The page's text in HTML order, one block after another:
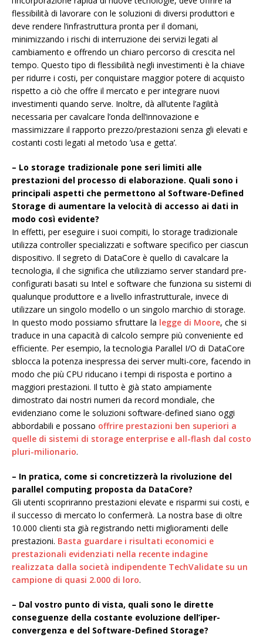
flessibilità di lavorare con le soluzioni di diversi produttori e
deve rendere l’infrastruttura pronta per il domani,
minimizzando i rischi di interruzione dei servizi legati al
cambiamento e offrendo un chiaro percorso di crescita nel
tempo. Questo tipo di flessibilità negli investimenti è la chiave
per ridurre i costi, per conquistare maggior potere di acquisto
rispetto a ciò che offre il mercato e per integrare nuovi
investimenti quando serve. Inoltre, dà all’utente l’agilità
necessaria per cavalcare l’onda dell’innovazione e
massimizzare il rapporto prezzo/prestazioni senza gli elevati e
costanti costi legati al metodo ’usa e getta’.
– Lo storage tradizionale pone seri limiti alle
prestazioni del processo di elaborazione. Quali sono i
principali aspetti che permettono al Software-Defined
Storage di aumentare la velocità di accesso ai dati in
modo così evidente?
In effetti, per eseguire i suoi compiti, lo storage tradizionale
utilizza controller specializzati e software specifico per ciascun
dispositivo. Il segreto di DataCore è quello di cavalcare la
tecnologia, il che significa che utilizziamo server standard pre-
configurati basati su Intel e software che funziona su sistemi di
qualunque produttore e a livello infrastrutturale, invece di
utilizzare un singolo modello o un singolo marchio di storage.
In questo modo possiamo sfruttare la legge di Moore, che si
traduce in una capacità di calcolo sempre più conveniente ed
efficiente. Per esempio, la tecnologia Parallel I/O di DataCore
sblocca la potenza inespressa dei server multi-core, facendo in
modo che più CPU riducano i tempi di risposta e portino a
maggiori prestazioni. Il tutto è già stato ampiamente
dimostrato dai nostri numeri da record mondiale, che
evidenziano come le soluzioni software-defined siano oggi
abbordabili e possano offrire prestazioni ben superiori a
quelle di sistemi di storage enterprise e all-flash dal costo
pluri-milionario.
– In pratica, come si concretizzerà la rivoluzione del
parallel computing proposta da DataCore?
Gli utenti scopriranno prestazioni elevate e risparmi sui costi, e
il successo di mercato lo confermerà. La nostra base di oltre
10.000 clienti sta già registrando netti miglioramenti delle
prestazioni. Basta guardare i risultati economici e
prestazionali evidenziati nella recente indagine
realizzata dalla società indipendente TechValidate su un
campione di quasi 2.000 di loro.
– Dal vostro punto di vista, quali sono le dirette
conseguenze della costante evoluzione dell’iper-
convergenza e del Software-Defined Storage?